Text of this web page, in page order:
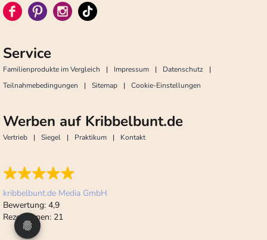
Service
Familienprodukte im Vergleich Impressum
Datenschutz
Teilnahmebedingungen
Sitemap Cookie-Einstellungen
Werben auf Kribbelbunt.de
Vertrieb Siegel Praktikum Kontakt
kribbelbunt.de Media GmbH
Bewertung: 4,9
Rezensionen: 21